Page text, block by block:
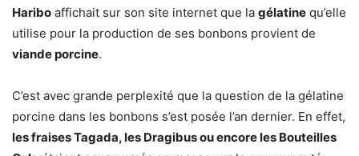
Haribo affichait sur son site internet que la gélatine qu’elle
utilise pour la production de ses bonbons provient de
viande porcine.
C’est avec grande perplexité que la question de la gélatine
porcine dans les bonbons s’est posée l’an dernier. En effet,
les fraises Tagada, les Dragibus ou encore les Bouteilles